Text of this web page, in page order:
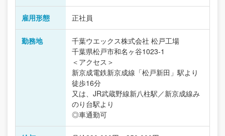
雇用形態 正社員
勤務地
千葉ウエックス株式会社 松戸工場
千葉県松戸市和名ヶ谷1023-1
＜アクセス＞
新京成電鉄新京成線「松戸新田」駅より
徒歩16分
又は、JR武蔵野線新八柱駅／新京成線み
のり台駅より
◎車通勤可